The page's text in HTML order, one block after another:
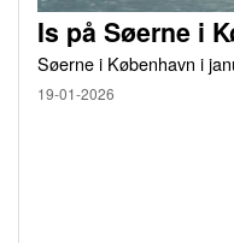
Is på Søerne i
Søerne i København i
19-01-2026